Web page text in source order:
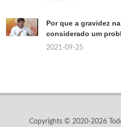
Por que a gravidez
considerado um
2021-09-25
Copyrights © 2020-2026